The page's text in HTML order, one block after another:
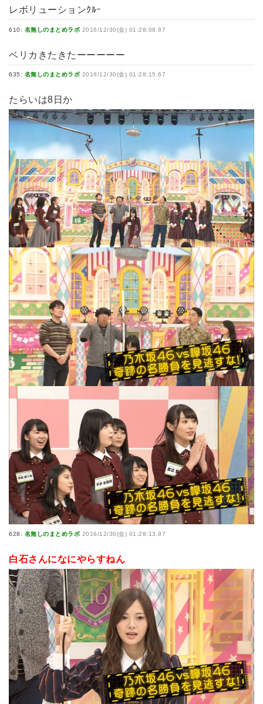
レボリューションｸﾙｰ
610: 名無しのまとめラボ 2016/12/30(金) 01:28:08.67
ベリカきたきたーーーーー
635: 名無しのまとめラボ 2016/12/30(金) 01:28:15.67
たらいは8日か
628: 名無しのまとめラボ 2016/12/30(金) 01:28:13.97
白石さんになにやらすねん